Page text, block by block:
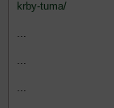
krby-tuma/